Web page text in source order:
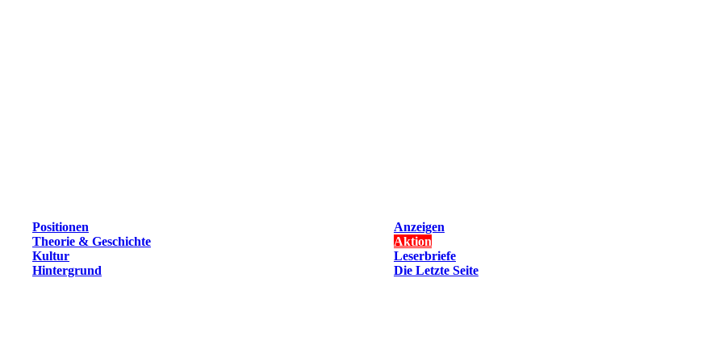
Positionen
Anzeigen
Theorie & Geschichte
Aktion
Kultur
Leserbriefe
Hintergrund Die Letzte Seite